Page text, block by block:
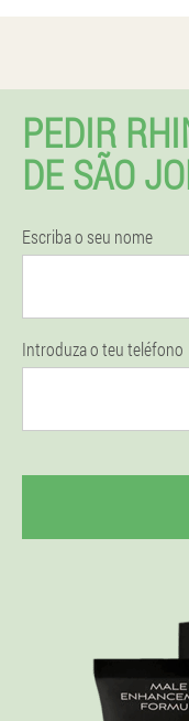
PEDIR
DE SÃO
Escriba o seu nome
Introduza o teu teléfono